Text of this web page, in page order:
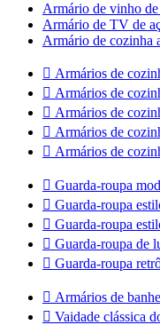
Armário de vinho
Armário de TV de
Armário de cozinha
 Armários de
 Armários de
 Armários de
 Armários de
 Armários de
 Guarda-roupa
 Guarda-roupa
 Guarda-roupa
 Guarda-roupa de
 Guarda-roupa
 Armários de
 Vaidade clássica